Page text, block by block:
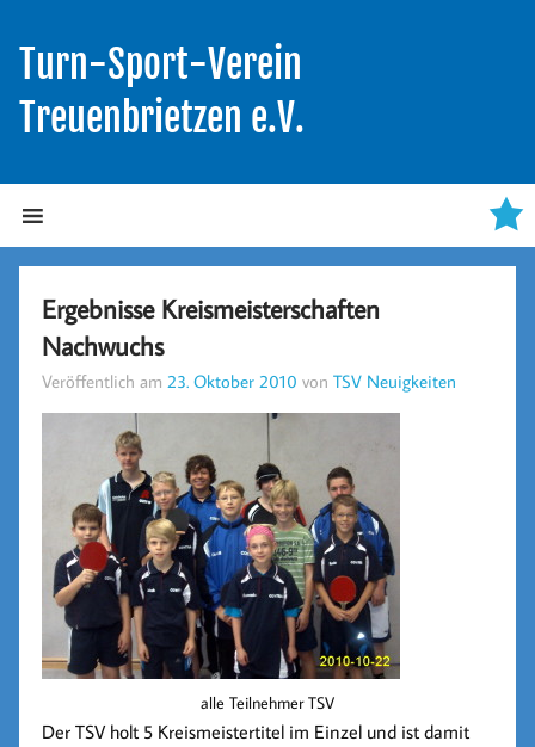
Turn-Sport-Verein
Treuenbrietzen e.V.
Ergebnisse Kreismeisterschaften
Nachwuchs
Veröffentlich am 23. Oktober 2010 vonTSV Neuigkeiten
alle Teilnehmer TSV
Der TSV holt 5 Kreismeistertitel im Einzel und ist damit